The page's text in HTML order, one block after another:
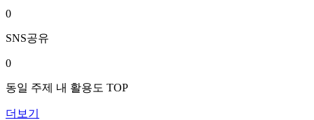
0
SNS공유
0
동일 주제 내 활용도 TOP
더보기